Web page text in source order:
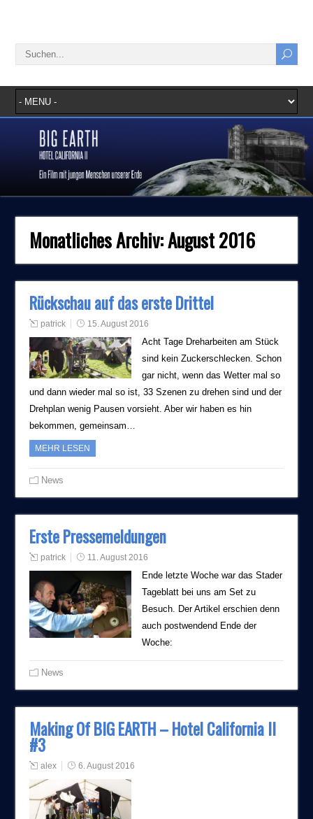
Monatliches Archiv:August 2016
Rückschau auf das erste Drittel
patrick 15. August 2016
Acht Tage Dreharbeiten am Stück
sind kein Zuckerschlecken. Schon
gar nicht, wenn das Wetter mal so
und dann wieder mal so ist, 33 Szenen zu drehen sind und der
Drehplan wenig Pausen vorsieht. Aber wir haben es hin
bekommen, gemeinsam…
MEHR LESEN
News
Erste Pressemeldungen
patrick 11. August 2016
Ende letzte Woche war das Stader
Tageblatt bei uns am Set zu
Besuch. Der Artikel erschien denn
auch postwendend Ende der
Woche:
News
Making Of BIG EARTH – Hotel California II
#3
alex 6. August 2016